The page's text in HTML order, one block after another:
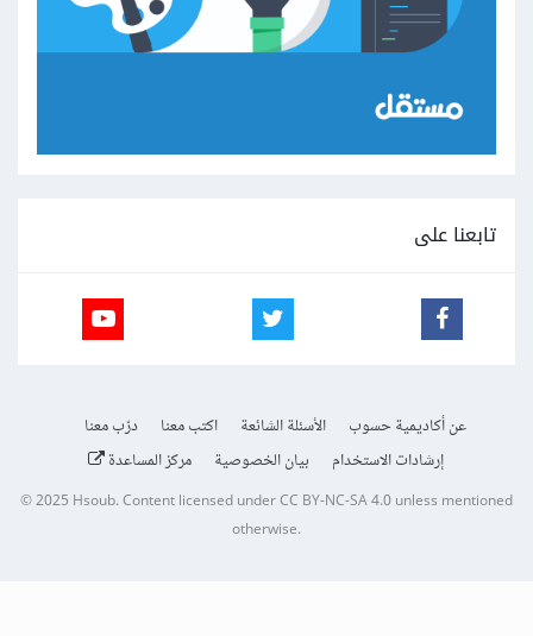
تابعنا على
عن أكاديمية حسوب الأسئلة الشائعة اكتب معنا
درّب معنا
إرشادات الاستخدام
بيان الخصوصية مركز المساعدة
© 2025 Hsoub.Content licensed underCC BY-NC-SA 4.0unless mentioned
otherwise.